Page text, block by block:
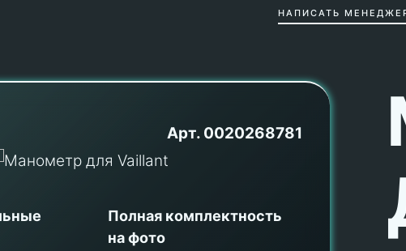
НАПИСАТЬ
Арт. 0020268781
Полная комплектность
на фото